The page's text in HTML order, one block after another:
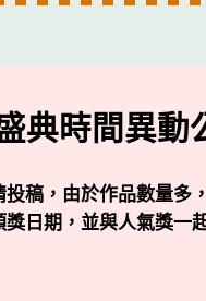
典時間異動
稿，由於作品數量多，
日期，並與人氣獎一